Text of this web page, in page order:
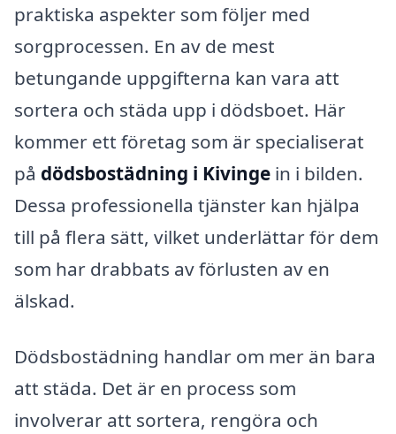
praktiska aspekter som följer med
sorgprocessen. En av de mest
betungande uppgifterna kan vara att
sortera och städa upp i dödsboet. Här
kommer ett företag som är specialiserat
på dödsbostädning i Kivinge in i bilden.
Dessa professionella tjänster kan hjälpa
till på flera sätt, vilket underlättar för dem
som har drabbats av förlusten av en
älskad.
Dödsbostädning handlar om mer än bara
att städa. Det är en process som
involverar att sortera, rengöra och